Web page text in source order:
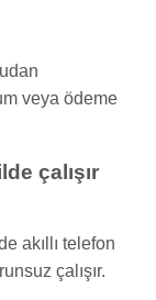
veya ödeme
çalışır
akıllı telefon
çalışır.